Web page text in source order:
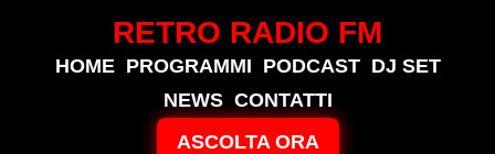
RETRO RADIO FM
HOME PROGRAMMI PODCAST DJ SET
NEWS CONTATTI
ASCOLTA ORA